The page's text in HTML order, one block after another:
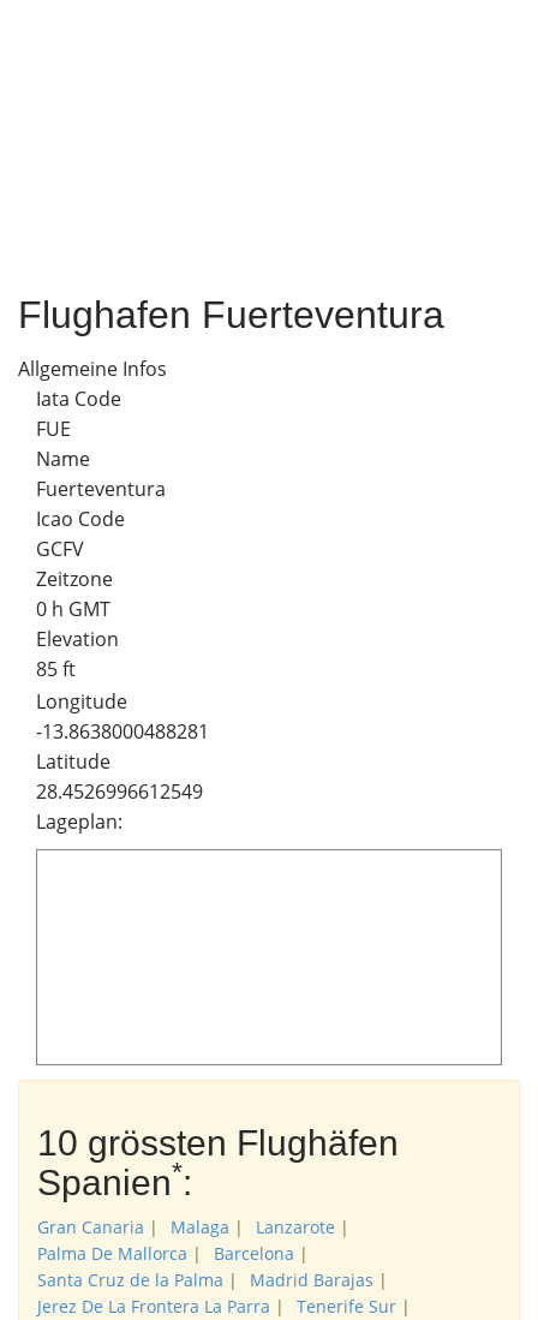
Flughafen Fuerteventura
Allgemeine Infos
Iata Code
FUE
Name
Fuerteventura
Icao Code
GCFV
Zeitzone
0 h GMT
Elevation
85 ft
Longitude
-13.8638000488281
Latitude
28.4526996612549
Lageplan:
10 grössten Flughäfen
Spanien*:
Gran Canaria | Malaga | Lanzarote |
Palma De Mallorca | Barcelona |
Santa Cruz de la Palma | Madrid Barajas |
Jerez De La Frontera La Parra | Tenerife Sur |